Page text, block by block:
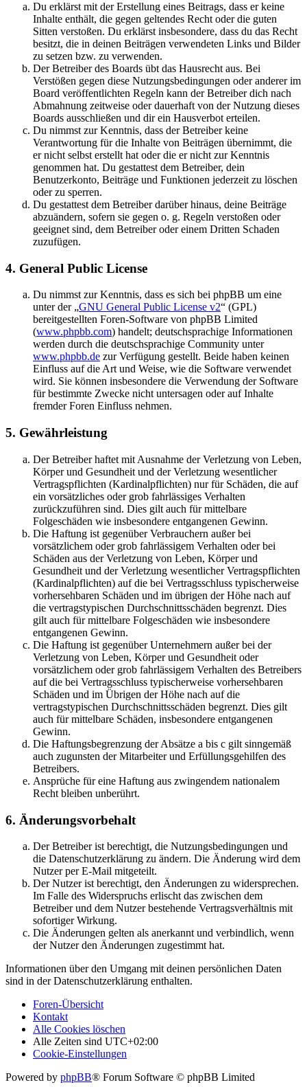
Du erklärst mit der Erstellung eines Beitrags, dass er keine
Inhalte enthält, die gegen geltendes Recht oder die guten
Sitten verstoßen. Du erklärst insbesondere, dass du das Recht
besitzt, die in deinen Beiträgen verwendeten Links und Bilder
zu setzen bzw. zu verwenden.
Der Betreiber des Boards übt das Hausrecht aus. Bei
Verstößen gegen diese Nutzungsbedingungen oder anderer im
Board veröffentlichten Regeln kann der Betreiber dich nach
Abmahnung zeitweise oder dauerhaft von der Nutzung dieses
Boards ausschließen und dir ein Hausverbot erteilen.
Du nimmst zur Kenntnis, dass der Betreiber keine
Verantwortung für die Inhalte von Beiträgen übernimmt, die
er nicht selbst erstellt hat oder die er nicht zur Kenntnis
genommen hat. Du gestattest dem Betreiber, dein
Benutzerkonto, Beiträge und Funktionen jederzeit zu löschen
oder zu sperren.
Du gestattest dem Betreiber darüber hinaus, deine Beiträge
abzuändern, sofern sie gegen o. g. Regeln verstoßen oder
geeignet sind, dem Betreiber oder einem Dritten Schaden
zuzufügen.
4. General Public License
Du nimmst zur Kenntnis, dass es sich bei phpBB um eine
unter der „GNU General Public License v2“ (GPL)
bereitgestellten Foren-Software von phpBB Limited
(www.phpbb.com) handelt; deutschsprachige Informationen
werden durch die deutschsprachige Community unter
www.phpbb.de zur Verfügung gestellt. Beide haben keinen
Einfluss auf die Art und Weise, wie die Software verwendet
wird. Sie können insbesondere die Verwendung der Software
für bestimmte Zwecke nicht untersagen oder auf Inhalte
fremder Foren Einfluss nehmen.
5. Gewährleistung
Der Betreiber haftet mit Ausnahme der Verletzung von Leben,
Körper und Gesundheit und der Verletzung wesentlicher
Vertragspflichten (Kardinalpflichten) nur für Schäden, die auf
ein vorsätzliches oder grob fahrlässiges Verhalten
zurückzuführen sind. Dies gilt auch für mittelbare
Folgeschäden wie insbesondere entgangenen Gewinn.
Die Haftung ist gegenüber Verbrauchern außer bei
vorsätzlichem oder grob fahrlässigem Verhalten oder bei
Schäden aus der Verletzung von Leben, Körper und
Gesundheit und der Verletzung wesentlicher Vertragspflichten
(Kardinalpflichten) auf die bei Vertragsschluss typischerweise
vorhersehbaren Schäden und im übrigen der Höhe nach auf
die vertragstypischen Durchschnittsschäden begrenzt. Dies
gilt auch für mittelbare Folgeschäden wie insbesondere
entgangenen Gewinn.
Die Haftung ist gegenüber Unternehmern außer bei der
Verletzung von Leben, Körper und Gesundheit oder
vorsätzlichem oder grob fahrlässigem Verhalten des Betreibers
auf die bei Vertragsschluss typischerweise vorhersehbaren
Schäden und im Übrigen der Höhe nach auf die
vertragstypischen Durchschnittsschäden begrenzt. Dies gilt
auch für mittelbare Schäden, insbesondere entgangenen
Gewinn.
Die Haftungsbegrenzung der Absätze a bis c gilt sinngemäß
auch zugunsten der Mitarbeiter und Erfüllungsgehilfen des
Betreibers.
Ansprüche für eine Haftung aus zwingendem nationalem
Recht bleiben unberührt.
6. Änderungsvorbehalt
Der Betreiber ist berechtigt, die Nutzungsbedingungen und
die Datenschutzerklärung zu ändern. Die Änderung wird dem
Nutzer per E-Mail mitgeteilt.
Der Nutzer ist berechtigt, den Änderungen zu widersprechen.
Im Falle des Widerspruchs erlischt das zwischen dem
Betreiber und dem Nutzer bestehende Vertragsverhältnis mit
sofortiger Wirkung.
Die Änderungen gelten als anerkannt und verbindlich, wenn
der Nutzer den Änderungen zugestimmt hat.
Informationen über den Umgang mit deinen persönlichen Daten
sind in der Datenschutzerklärung enthalten.
Foren-Übersicht
Kontakt
Alle Cookies löschen
Alle Zeiten sind UTC+02:00
Cookie-Einstellungen
Powered by phpBB® Forum Software © phpBB Limited